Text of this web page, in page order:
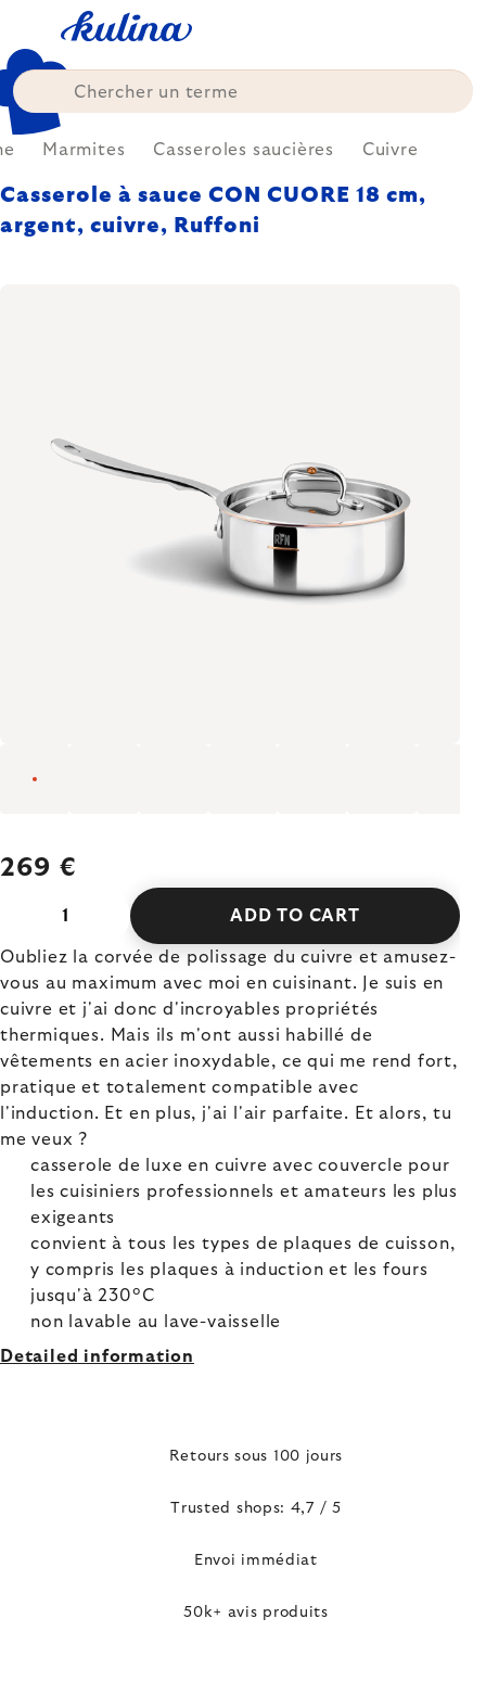
content
Marmites Casseroles saucières Cuivre
Casserole à sauce CON CUORE 18 cm,
argent, cuivre, Ruffoni
269 €
ADD TO CART
Oubliez la corvée de polissage du cuivre et amusez-
vous au maximum avec moi en cuisinant. Je suis en
cuivre et j'ai donc d'incroyables propriétés
thermiques. Mais ils m'ont aussi habillé de
vêtements en acier inoxydable, ce qui me rend fort,
pratique et totalement compatible avec
l'induction. Et en plus, j'ai l'air parfaite. Et alors, tu
me veux ?
casserole de luxe en cuivre avec couvercle pour
les cuisiniers professionnels et amateurs les plus
exigeants
convient à tous les types de plaques de cuisson,
y compris les plaques à induction et les fours
jusqu'à 230°C
non lavable au lave-vaisselle
Detailed information
Retours sous 100 jours
Trusted shops: 4,7 / 5
Envoi immédiat
50k+ avis produits